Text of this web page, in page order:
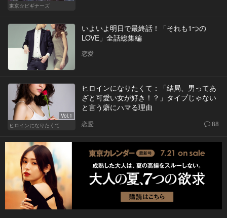
東京☆ビギナーズ
いよいよ明日で最終話！「それも1つの
LOVE」全話総集編
恋愛
Vol.1
ヒロインになりたくて
ヒロインになりたくて：「結局、男ってあ
ざと可愛い女が好き！？」タイプじゃない
と言う癖にハマる理由
恋愛 88